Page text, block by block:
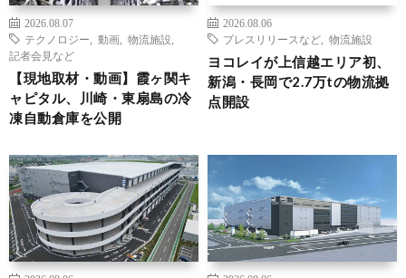
2026.08.07
テクノロジー
動画 物流施設
記者会見など
【現地取材・動画】霞ヶ関キ
ャピタル、川崎・東扇島の冷
凍自動倉庫を公開
2026.08.06
プレスリリースなど
物流施設
ヨコレイが上信越エリア初、
新潟・長岡で2.7万tの物流拠
点開設